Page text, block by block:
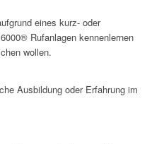
eines kurz- oder
Rufanlagen kennenlernen
wollen.
Ausbildung oder Erfahrung im